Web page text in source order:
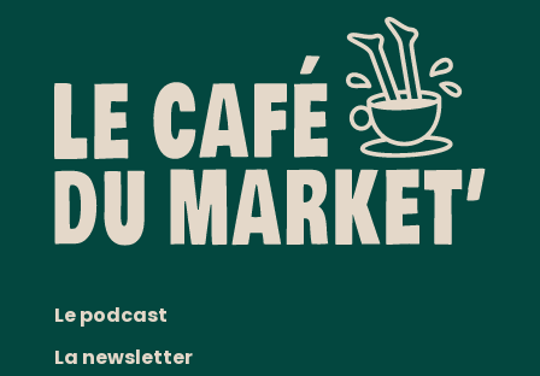
Le podcast
La newsletter